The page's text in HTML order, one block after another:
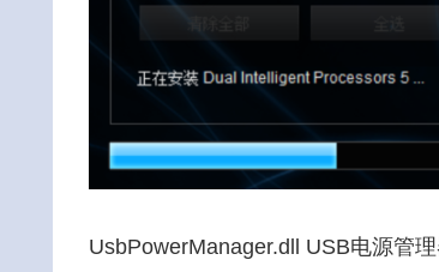
UsbPowerManager.dll USB电源管